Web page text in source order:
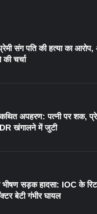
संग पति की हत्या का
चर्चा
अपहरण: पत्नी पर शक,
खंगालने में जुटी
सड़क हादसा: IOC के
बेटी गंभीर घायल